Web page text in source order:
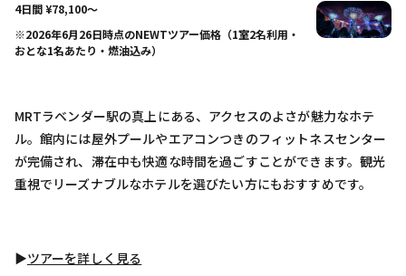
4日間 ¥78,100〜
※2026年6月26日時点のNEWTツアー価格（1室2名利用・
おとな1名あたり・燃油込み）
MRTラベンダー駅の真上にある、アクセスのよさが魅力なホテ
ル。館内には屋外プールやエアコンつきのフィットネスセンター
が完備され、滞在中も快適な時間を過ごすことができます。観光
重視でリーズナブルなホテルを選びたい方にもおすすめです。
▶︎ツアーを詳しく見る